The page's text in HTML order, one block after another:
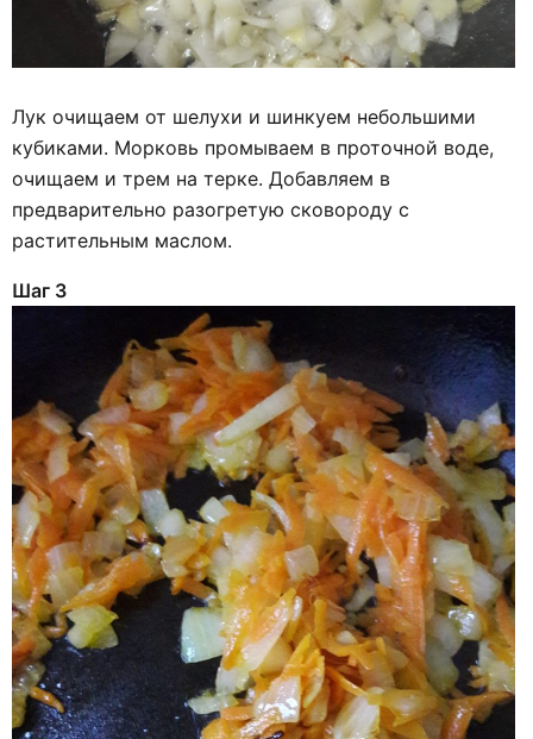
Лук очищаем от шелухи и шинкуем небольшими
кубиками. Морковь промываем в проточной воде,
очищаем и трем на терке. Добавляем в
предварительно разогретую сковороду с
растительным маслом.
Шаг 3